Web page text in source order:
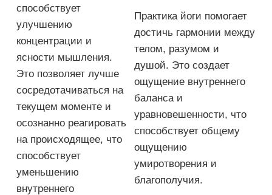
способствует
улучшению
концентрации и
ясности мышления.
Это позволяет лучше
сосредотачиваться на
текущем моменте и
осознанно реагировать
на происходящее, что
способствует
уменьшению
внутреннего
Практика йоги помогает
достичь гармонии между
телом, разумом и
душой. Это создает
ощущение внутреннего
баланса и
уравновешенности, что
способствует общему
ощущению
умиротворения и
благополучия.